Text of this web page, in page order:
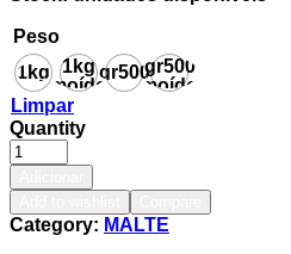
Peso
1kg 1kg
moído
gr500gr500
moído
Limpar
Quantity
Category: MALTE